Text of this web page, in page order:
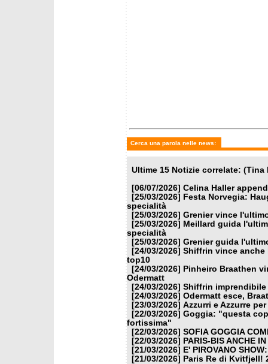
Cerca una parola nelle news:
Ultime 15 Notizie correlate:
[06/07/2026] Celina Haller
[25/03/2026]
Festa Norvegia:
specialità
[25/03/2026] Grenier vince
[25/03/2026] Meillard guida
specialità
[25/03/2026] Grenier guida
[24/03/2026] Shiffrin vince anche
top10
[24/03/2026]
Pinheiro Braathen
Odermatt
[24/03/2026] Shiffrin imprendibile
[24/03/2026] Odermatt esce,
[23/03/2026] Azzurri e Azzurre
[22/03/2026] Goggia: "questa
fortissima"
[22/03/2026] SOFIA GOGGIA
[22/03/2026]
PARIS-BIS ANCHE
[21/03/2026]
E' PIROVANO
[21/03/2026]
Paris Re di Kvitfjell!